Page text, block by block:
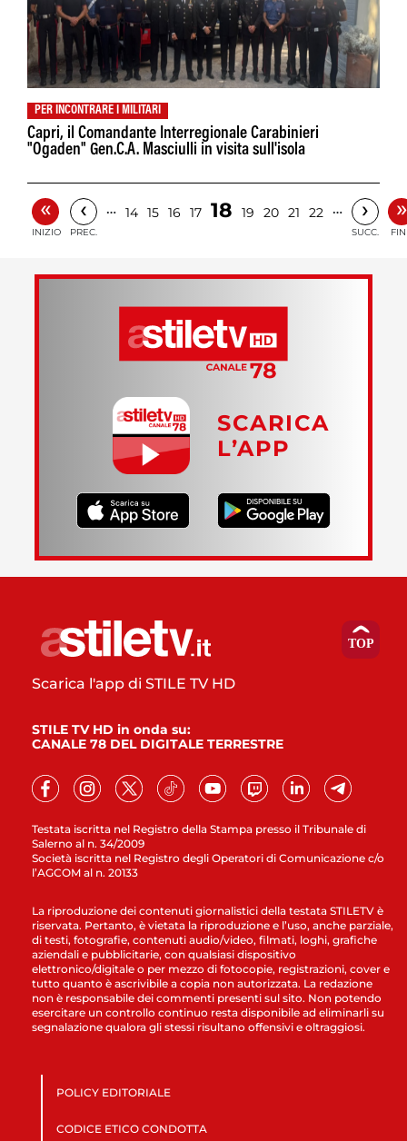
PER INCONTRARE I MILITARI
Capri, il Comandante Interregionale Carabinieri
"Ogaden" Gen.C.A. Masciulli in visita sull'isola
«
INIZIO
‹
PREC.
… 14 15 16 17 18 19 20 21 22 … ›
SUCC.
»
SCARICA
L’APP
Testata iscritta nel Registro della Stampa presso il Tribunale di
Salerno al n. 34/2009
Società iscritta nel Registro degli Operatori di Comunicazione c/o
l’AGCOM al n. 20133
Scarica l'app di STILE TV HD
STILE TV HD in onda su:
CANALE 78 DEL DIGITALE TERRESTRE
La riproduzione dei contenuti giornalistici della testata STILETV è
riservata. Pertanto, è vietata la riproduzione e l’uso, anche parziale,
di testi, fotografie, contenuti audio/video, filmati, loghi, grafiche
aziendali e pubblicitarie, con qualsiasi dispositivo
elettronico/digitale o per mezzo di fotocopie, registrazioni, cover e
tutto quanto è ascrivibile a copia non autorizzata. La redazione
non è responsabile dei commenti presenti sul sito. Non potendo
esercitare un controllo continuo resta disponibile ad eliminarli su
segnalazione qualora gli stessi risultano offensivi e oltraggiosi.
POLICY EDITORIALE
CODICE ETICO CONDOTTA